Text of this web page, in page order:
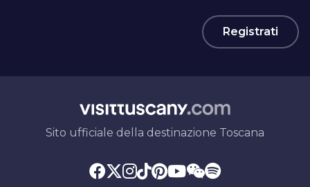
Registrati
Sito ufficiale della destinazione Toscana